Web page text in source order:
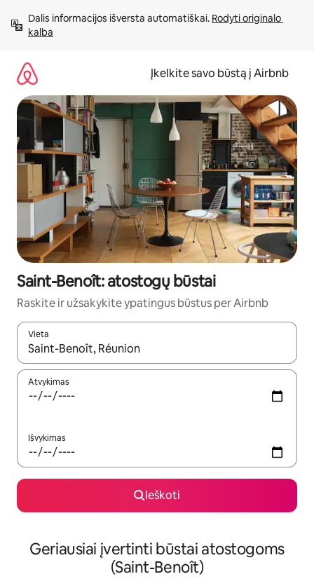
prie
turinio
Dalis informacijos išversta automatiškai. Rodyti originalo
kalba
Įkelkite savo būstą į Airbnb
Saint-Benoît: atostogų būstai
Raskite ir užsakykite ypatingus būstus per Airbnb
Vieta
Kai pasirodys paieškos rezultatai, juos naršyti galite
Atvykimas
Išvykimas
Ieškoti
Geriausiai įvertinti būstai atostogoms
(Saint-Benoît)